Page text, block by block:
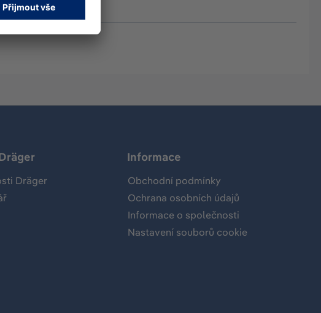
Dräger
Informace
Obchodní podmínky
Ochrana osobních údajů
Informace o společnosti
Nastavení souborů cookie